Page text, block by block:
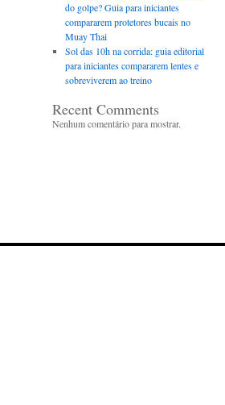
do golpe? Guia para iniciantes
compararem protetores bucais no
Muay Thai
Sol das 10h na corrida: guia editorial
para iniciantes compararem lentes e
sobreviverem ao treino
Recent Comments
Nenhum comentário para mostrar.